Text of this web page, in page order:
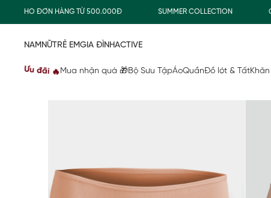
CHO ĐƠN HÀNG TỪ 500.000Đ SUMMER COLLECTION
NAMNỮTRẺ EMGIA ĐÌNHACTIVE
Ưu đãi 🔥 Mua nhận quà 🎁Bộ Sưu TậpÁoQuầnĐồ lót & Tất